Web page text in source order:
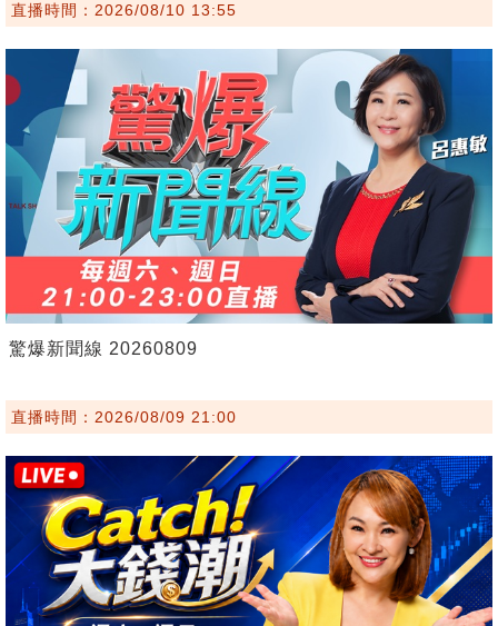
直播時間：2026/08/10 13:55
驚爆新聞線 20260809
直播時間：2026/08/09 21:00